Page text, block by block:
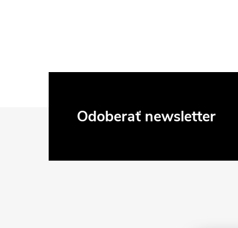
Odoberať newsletter